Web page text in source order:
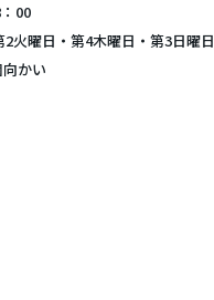
00
2火曜日・第4木曜日・第3日曜日
向かい